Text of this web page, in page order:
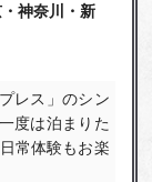
神奈川・新
レス」のシン
度は泊まりた
常体験もお楽